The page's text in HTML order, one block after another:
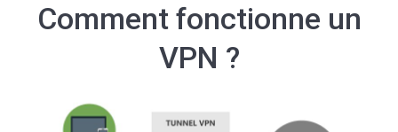
Comment fonctionne un
VPN ?